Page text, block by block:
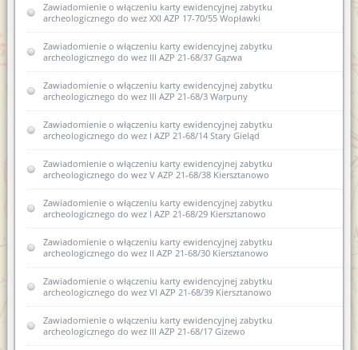
Zawiadomienie o włączeniu do wojewódzkiej ewidencji
zabytków karty ewidencyjnej zabytku archeologicznego
lądowego 10 AZP 30-50/63 w Biskupcu
Zawiadomienie o zamiarze włączenia karty ewidencyjnej
zabytku archeologicznego lądowego do Wojewódzkiej
ewidencji zabytków 1 AZP 24-68/11, Borowo, dz. nr 141, obr.
0001
Zawiadomienie o wszczęciu postępowania administracyjnego w
sprawie wydania pozwolenia na prowadzenie archeologicznych
badań powierzchniowych na trasie planowanej budowy
obwodnicy w miejscowości Gąski, obr. Zajdy w ciągi drogi
krajowej.
Zawiadomienie o włączeniu karty ewidencyjnej zabytku
archeologicznego lądowego do wojewódzkiej ewidencji
zabytków archeologicznych 1AZP 24-68/11 Borowo
Zawiadomienie o zakończeniu postępowania
administracyjnego w sprawie wydania pozwolenia na
prowadzenie archeologicznych badań powierzchniowych na
trasie planowanej budowy obwodnicy miejscowości Gąski
Zawiadomienie o sporządzeniu nowej karty ewidencyjnej
zabytku archeologicznego lądowego i zamiarze włączenia jej do
wez XVI AZP 22-66/32 Biskupiec
Zawiadomienie o włączeniu karty ewidencyjnej zabytku
archeologicznego do wez XXI AZP 17-70/55 Wopławki
Zawiadomienie o włączeniu karty ewidencyjnej zabytku
archeologicznego do wez III AZP 21-68/37 Gązwa
Zawiadomienie o włączeniu karty ewidencyjnej zabytku
archeologicznego do wez III AZP 21-68/3 Warpuny
Zawiadomienie o włączeniu karty ewidencyjnej zabytku
archeologicznego do wez I AZP 21-68/14 Stary Gieląd
Zawiadomienie o włączeniu karty ewidencyjnej zabytku
archeologicznego do wez V AZP 21-68/38 Kiersztanowo
Zawiadomienie o włączeniu karty ewidencyjnej zabytku
archeologicznego do wez I AZP 21-68/29 Kiersztanowo
Zawiadomienie o włączeniu karty ewidencyjnej zabytku
archeologicznego do wez II AZP 21-68/30 Kiersztanowo
Zawiadomienie o włączeniu karty ewidencyjnej zabytku
archeologicznego do wez VI AZP 21-68/39 Kiersztanowo
Zawiadomienie o włączeniu karty ewidencyjnej zabytku
archeologicznego do wez III AZP 21-68/17 Gizewo